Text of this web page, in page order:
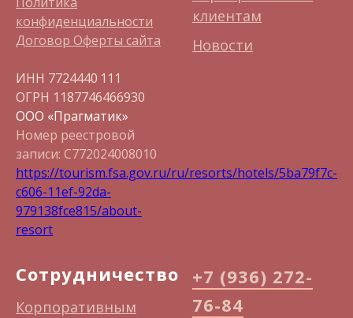
конфиденциальности
Договор Оферты сайта
ИНН 7724440 111
ОГРН 1187746466930
ООО «Прагматик»
Номер реестровой
записи: С772024008010
https://tourism.fsa.gov.ru/ru/resorts/hotels/5ba79f7c-
c606-11ef-92da-
979138fce815/about-
resort
клиентам
Новости
Сотрудничество
Корпоративным
+7 (936) 272-
76-84